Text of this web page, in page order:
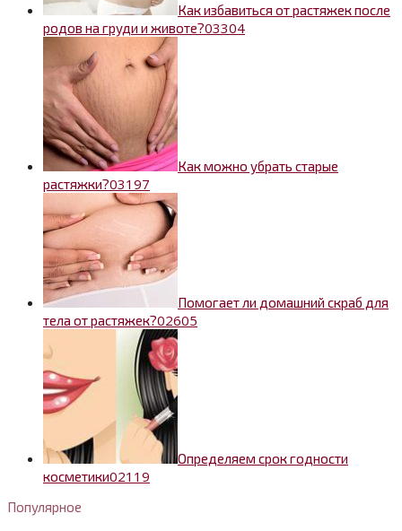
Как избавиться от растяжек после
родов на груди и животе?03304
Как можно убрать старые
растяжки?03197
Помогает ли домашний скраб для
тела от растяжек?02605
Определяем срок годности
косметики02119
Популярное